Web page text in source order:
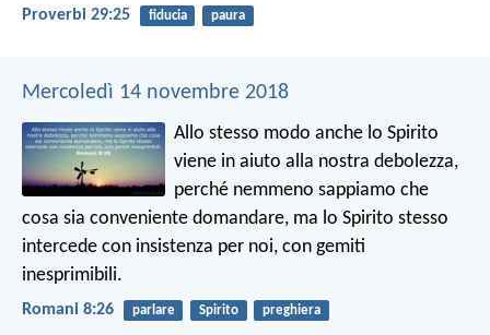
Proverbi 29:25 fiducia paura
Mercoledì 14 novembre 2018
Allo stesso modo anche lo Spirito
viene in aiuto alla nostra debolezza,
perché nemmeno sappiamo che
cosa sia conveniente domandare, ma lo Spirito stesso
intercede con insistenza per noi, con gemiti
inesprimibili.
Romani 8:26 parlare Spirito preghiera